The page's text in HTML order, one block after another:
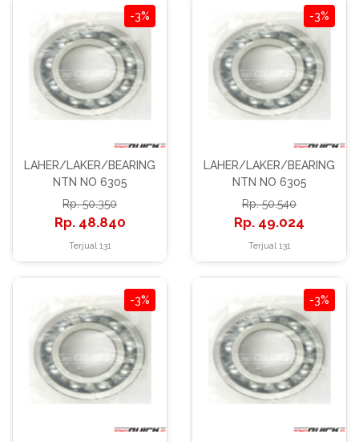
-3%
LAHER/LAKER/BEARING
NTN NO 6305
50.350
48.840
Terjual 131
-3%
LAHER/LAKER/BEARING
NTN NO 6305
50.540
49.024
Terjual 131
-3% -3%